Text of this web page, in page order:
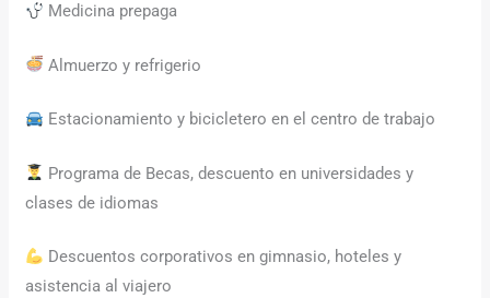
Medicina prepaga
Almuerzo y refrigerio
Estacionamiento y bicicletero en el centro de trabajo
Programa de Becas, descuento en universidades y
clases de idiomas
Descuentos corporativos en gimnasio, hoteles y
asistencia al viajero